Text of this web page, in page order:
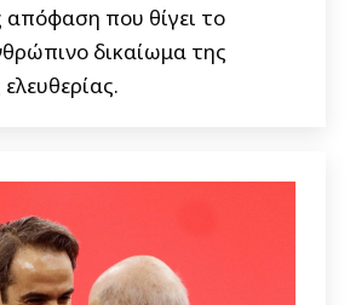
απόφαση που θίγει το
δικαίωμα της